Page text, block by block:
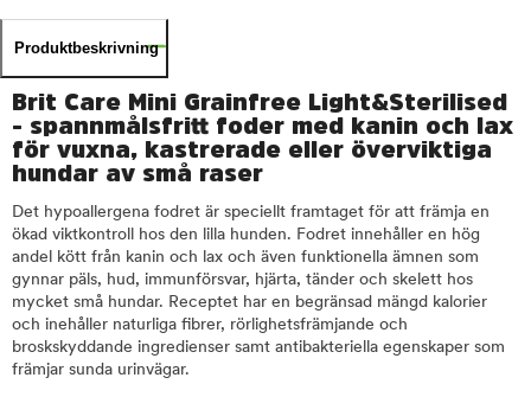
Produktbeskrivning
Brit Care Mini Grainfree Light&Sterilised
- spannmålsfritt foder med kanin och lax
för vuxna, kastrerade eller överviktiga
hundar av små raser
Det hypoallergena fodret är speciellt framtaget för att främja en
ökad viktkontroll hos den lilla hunden. Fodret innehåller en hög
andel kött från kanin och lax och även funktionella ämnen som
gynnar päls, hud, immunförsvar, hjärta, tänder och skelett hos
mycket små hundar. Receptet har en begränsad mängd kalorier
och inehåller naturliga fibrer, rörlighetsfrämjande och
broskskyddande ingredienser samt antibakteriella egenskaper som
främjar sunda urinvägar.